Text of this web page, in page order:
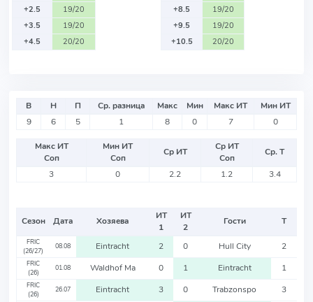
+2.5
19/20
+3.5
19/20
+4.5
20/20
+8.5
19/20
+9.5
19/20
+10.5
20/20
В Н П Ср. разница Макс Мин Макс ИТ
Мин ИТ
9
6 5 1 8 0 7 0
Макс ИТ
Соп
Мин ИТ
Соп
Ср ИТ
Ср ИТ
Соп
Ср. Т
3
0 2.2 1.2 3.4
Сезон Дата Хозяева
ИТ
1
ИТ
2
Гости Т
FRIC
(26/27)
08.08 Eintracht 2 0 Hull City 2
FRIC
(26)
01.08 Waldhof Ma 0 1 Eintracht 1
FRIC
(26)
26.07 Eintracht 3 0 Trabzonspo 3